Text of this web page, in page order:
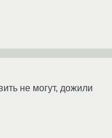
не могут, дожили